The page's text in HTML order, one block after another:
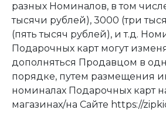
разных Номиналов, в том
тысячи рублей), 3000 (три
(пять тысяч рублей), и т.д.
Подарочных карт могут
дополняться Продавцом в
порядке, путем размещения
номиналах Подарочных карт
магазинах/на Сайте https://